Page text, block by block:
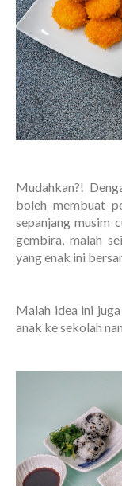
Mudahkan?!
boleh membuat
sepanjang musim
gembira, malah
yang enak ini
Malah idea ini
anak ke sekolah